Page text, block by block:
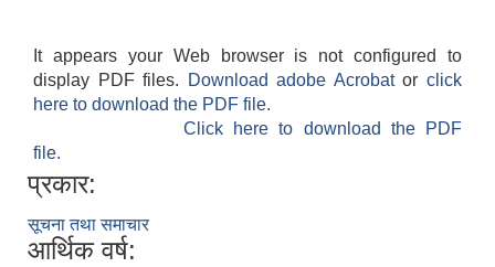
It appears your Web browser is not configured to
display PDF files.
Download adobe Acrobatorclick
here to download the PDF file.
Click here to download the PDF
file.
प्रकार:
सूचना तथा समाचार
आर्थिक वर्ष: